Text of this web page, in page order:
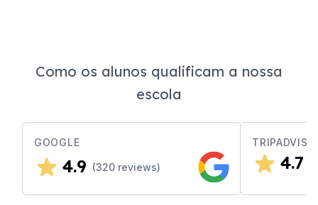
Como os alunos qualificam a nossa
escola
GOOGLE
4.9 (320 reviews) 4.7